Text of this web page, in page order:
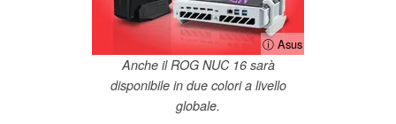
ⓘ Asus
Anche il ROG NUC 16 sarà
disponibile in due colori a livello
globale.